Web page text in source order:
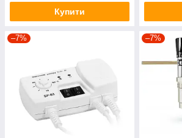
Купити
–7% –7%